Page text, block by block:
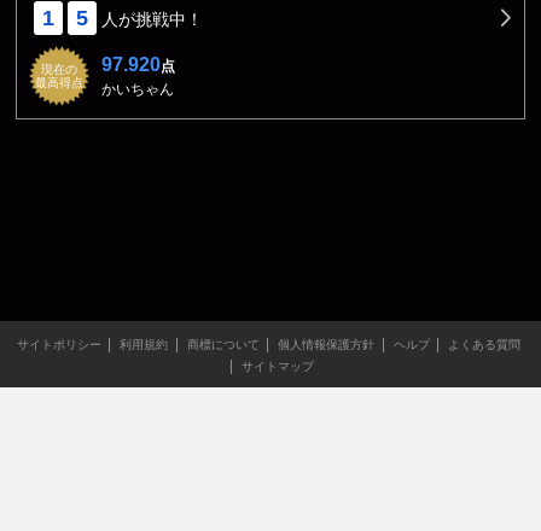
1 5 人が挑戦中！
現在の
最高得点
97.920点
かいちゃん
サイトポリシー 利用規約 商標について 個人情報保護方針 ヘルプ
よくある質問
サイトマップ